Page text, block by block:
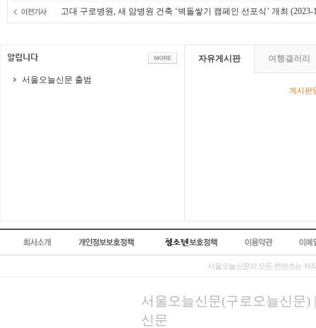
고대 구로병원, 새 암병원 건축 ‘벽돌쌓기 캠페인 선포식’ 개최 (2023-
서울오늘신문 출범
자유게시판 여행갤러리
게시판
서울오늘신문의 모든 컨텐츠는 저
서울오늘신문(구로오늘신문)
신문